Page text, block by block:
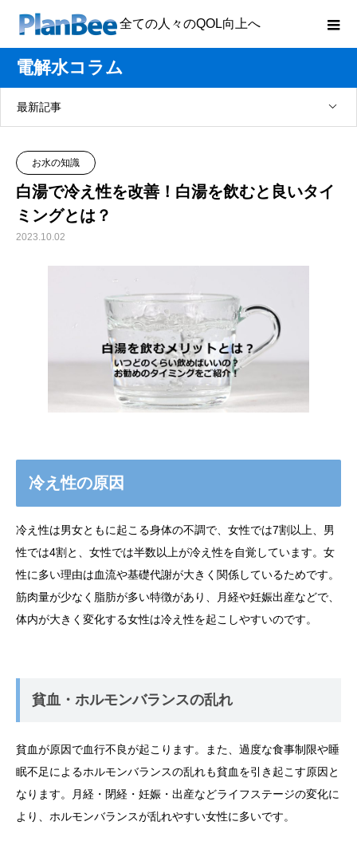
全ての人々のQOL向上へ
電解水コラム
最新記事
お水の知識
白湯で冷え性を改善！白湯を飲むと良いタイ
ミングとは？
2023.10.02
冷え性の原因
冷え性は男女ともに起こる身体の不調で、女性では7割以上、男
性では4割と、女性では半数以上が冷え性を自覚しています。女
性に多い理由は血流や基礎代謝が大きく関係しているためです。
筋肉量が少なく脂肪が多い特徴があり、月経や妊娠出産などで、
体内が大きく変化する女性は冷え性を起こしやすいのです。
貧血・ホルモンバランスの乱れ
貧血が原因で血行不良が起こります。また、過度な食事制限や睡
眠不足によるホルモンバランスの乱れも貧血を引き起こす原因と
なります。月経・閉経・妊娠・出産などライフステージの変化に
より、ホルモンバランスが乱れやすい女性に多いです。